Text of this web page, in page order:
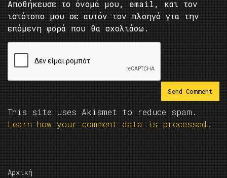
Αποθήκευσε το όνομά μου, email, και τον
ιστότοπο μου σε αυτόν τον πλοηγό για την
επόμενη φορά που θα σχολιάσω.
This site uses Akismet to reduce spam.
Learn how your comment data is processed.
Αρχική